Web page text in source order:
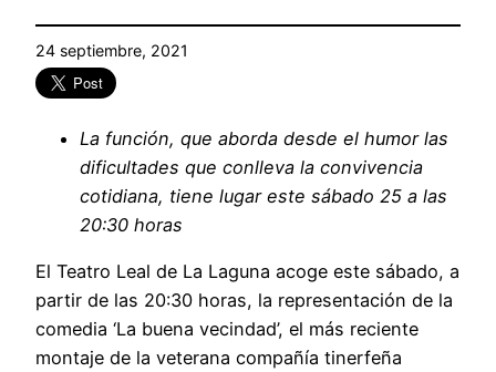
24 septiembre, 2021
La función, que aborda desde el humor las
dificultades que conlleva la convivencia
cotidiana, tiene lugar este sábado 25 a las
20:30 horas
El Teatro Leal de La Laguna acoge este sábado, a
partir de las 20:30 horas, la representación de la
comedia ‘La buena vecindad’, el más reciente
montaje de la veterana compañía tinerfeña